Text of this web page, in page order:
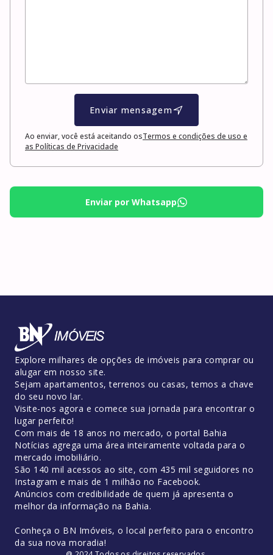
Enviar mensagem
Ao enviar, você está aceitando osTermos e condições de uso e
as Políticas de Privacidade
Enviar por Whatsapp
Explore milhares de opções de imóveis para comprar ou
alugar em nosso site.
Sejam apartamentos, terrenos ou casas, temos a chave
do seu novo lar.
Visite-nos agora e comece sua jornada para encontrar o
lugar perfeito!
Com mais de 18 anos no mercado, o portal Bahia
Notícias agrega uma área inteiramente voltada para o
mercado imobiliário.
São 140 mil acessos ao site, com 435 mil seguidores no
Instagram e mais de 1 milhão no Facebook.
Anúncios com credibilidade de quem já apresenta o
melhor da informação na Bahia.
Conheça o BN Imóveis, o local perfeito para o encontro
da sua nova moradia!